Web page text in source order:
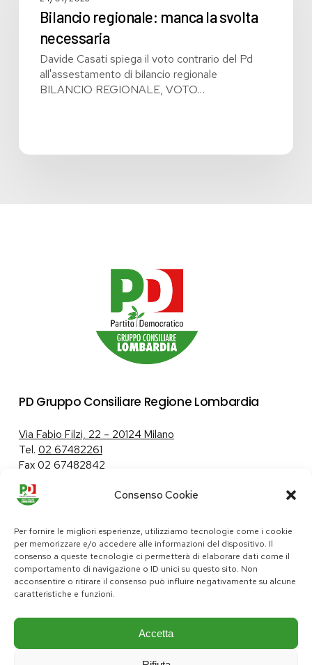
Consenso Cookie
Per fornire le migliori esperienze, utilizziamo tecnologie come i cookie
per memorizzare e/o accedere alle informazioni del dispositivo. Il
consenso a queste tecnologie ci permetterà di elaborare dati come il
comportamento di navigazione o ID unici su questo sito. Non
acconsentire o ritirare il consenso può influire negativamente su alcune
caratteristiche e funzioni.
Accetta
svoltaBilancio regionale: manca la svolta
necessaria
Davide Casati spiega il voto contrario del Pd
all'assestamento di bilancio regionale
BILANCIO REGIONALE, VOTO…
PD Gruppo Consiliare Regione Lombardia
Via Fabio Filzi, 22 – 20124 Milano
Tel. 02 67482261
Fax 02 67482842
Tutela dei dati personali|Politica sui cookie
pd@consiglio.regione.lombardia.it
ufficiostampa.pd@consiglio.regione.lombardia.it
Pagine Facebook Gruppo Consiliare PD LombardiaPagina Messenger Gruppo Consiliare PD LombardiaPagina Instagram Gruppo PD LombardiaPagina Youtube Gruppo PD Lombardia